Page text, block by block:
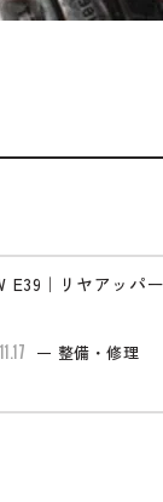
E39｜リヤアッパ
整備・修理